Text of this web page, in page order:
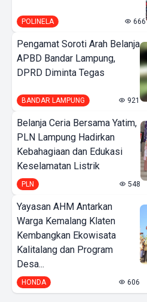
POLINELA 666
Pengamat Soroti Arah Belanja
APBD Bandar Lampung,
DPRD Diminta Tegas
BANDAR LAMPUNG 921
Belanja Ceria Bersama Yatim,
PLN Lampung Hadirkan
Kebahagiaan dan Edukasi
Keselamatan Listrik
PLN 548
Yayasan AHM Antarkan
Warga Kemalang Klaten
Kembangkan Ekowisata
Kalitalang dan Program
Desa...
HONDA 606